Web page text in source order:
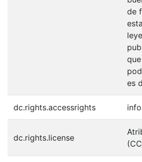
de
es
dc.rights.accessrights
dc.rights.license